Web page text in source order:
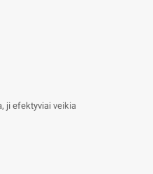
ji efektyviai veikia